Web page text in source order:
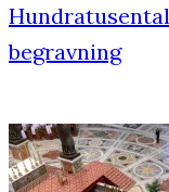
begravning